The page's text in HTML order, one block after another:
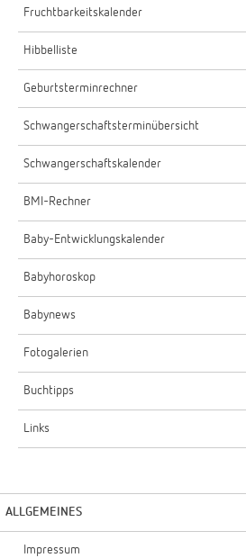
Fruchtbarkeitskalender
Hibbelliste
Geburtsterminrechner
Schwangerschaftsterminübersicht
Schwangerschaftskalender
BMI-Rechner
Baby-Entwicklungskalender
Babyhoroskop
Babynews
Fotogalerien
Buchtipps
Links
ALLGEMEINES
Impressum